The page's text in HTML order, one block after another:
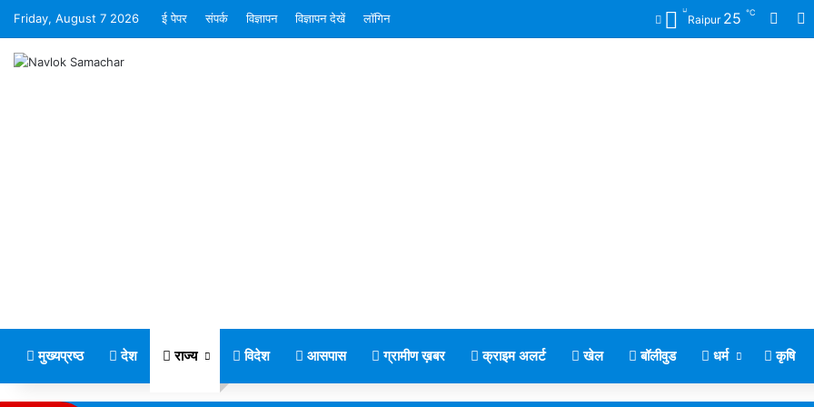
Friday, August 7 2026 ई पेपर संपर्क विज्ञापन विज्ञापन देखें लॉगिन Raipur 25 ℃
मुख्यप्रष्ठ देश राज्य विदेश आसपास ग्रामीण ख़बर क्राइम अलर्ट खेल बॉलीवुड धर्म कृषि